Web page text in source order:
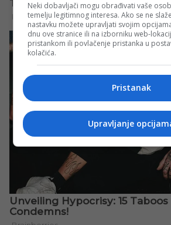
Neki dobavljači mogu obrađivati vaše
temelju legitimnog interesa. Ako se ne
nastavku možete upravljati svojim
dnu ove stranice ili na izborniku web-
pristankom ili povlačenje pristanka u
kolačića.
Pristanak
Upravljanje